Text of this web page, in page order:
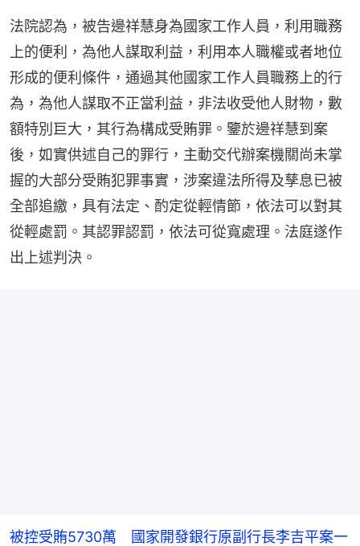
法院認為，被告邊祥慧身為國家工作人員，利用職務
上的便利，為他人謀取利益，利用本人職權或者地位
形成的便利條件，通過其他國家工作人員職務上的行
為，為他人謀取不正當利益，非法收受他人財物，數
額特別巨大，其行為構成受賄罪。鑒於邊祥慧到案
後，如實供述自己的罪行，主動交代辦案機關尚未掌
握的大部分受賄犯罪事實，涉案違法所得及孳息已被
全部追繳，具有法定、酌定從輕情節，依法可以對其
從輕處罰。其認罪認罰，依法可從寬處理。法庭遂作
出上述判決。
被控受賄5730萬 國家開發銀行原副行長李吉平案一